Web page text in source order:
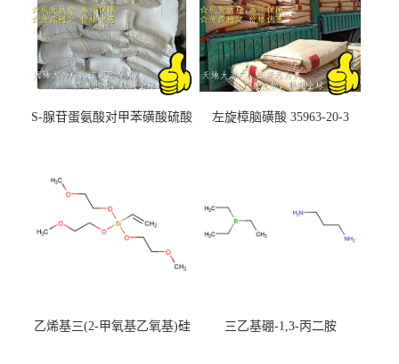
S-腺苷蛋氨酸对甲苯磺酸硫酸
左旋樟脑磺酸 35963-20-3
乙烯基三(2-甲氧基乙氧基)硅
三乙基硼-1,3-丙二胺